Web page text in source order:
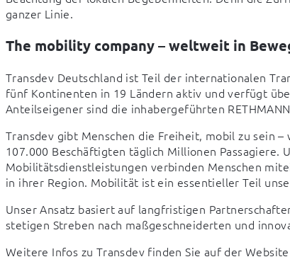
ganzer Linie.
The mobility company – weltweit in
Transdev Deutschland ist Teil der internationalen
fünf Kontinenten in 19 Ländern aktiv und verfügt
Anteilseigener sind die inhabergeführten
Transdev gibt Menschen die Freiheit, mobil zu sein
107.000 Beschäftigten täglich Millionen
Mobilitätsdienstleistungen verbinden Menschen
in ihrer Region. Mobilität ist ein essentieller Teil
Unser Ansatz basiert auf langfristigen
stetigen Streben nach maßgeschneiderten und
Weitere Infos zu Transdev finden Sie auf der Website